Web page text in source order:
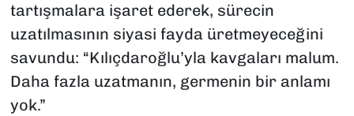
tartışmalara işaret ederek, sürecin
uzatılmasının siyasi fayda üretmeyeceğini
savundu: “Kılıçdaroğlu’yla kavgaları malum.
Daha fazla uzatmanın, germenin bir anlamı
yok.”